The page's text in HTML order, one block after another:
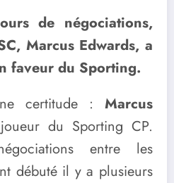
de négociations,
Marcus Edwards, a
faveur du Sporting.
certitude : Marcus
du Sporting CP.
entre les
débuté il y a plusieurs